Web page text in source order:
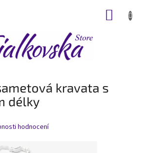
kravata s
délky
hodnocení